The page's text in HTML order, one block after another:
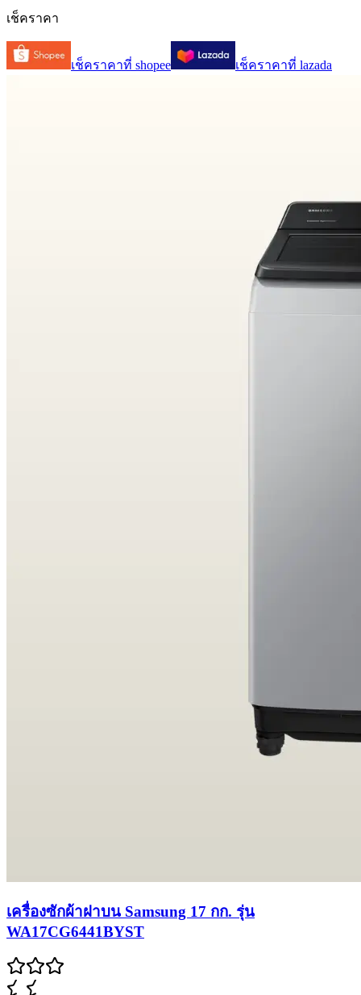
เช็คราคา
เช็คราคาที่ shopee เช็คราคาที่ lazada
เครื่องซักผ้าฝาบน Samsung 17 กก. รุ่น
WA17CG6441BYST